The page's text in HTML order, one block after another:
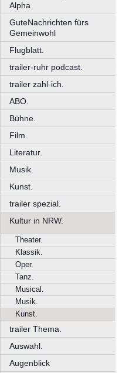
Alpha
GuteNachrichten fürs
Gemeinwohl
Flugblatt.
trailer-ruhr podcast.
trailer zahl-ich.
ABO.
Bühne.
Film.
Literatur.
Musik.
Kunst.
trailer spezial.
Kultur in NRW.
Theater.
Klassik.
Oper.
Tanz.
Musical.
Musik.
Kunst.
trailer Thema.
Auswahl.
Augenblick